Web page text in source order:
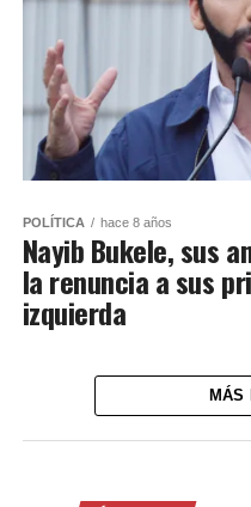
POLÍTICA hace 8 años
Nayib Bukele, sus
la renuncia a sus
izquierda
MÁS